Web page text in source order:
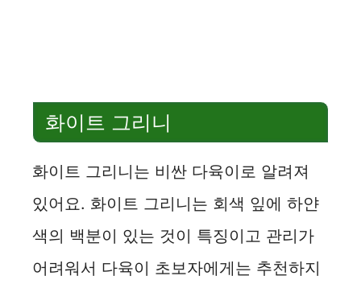
화이트 그리니
화이트 그리니는 비싼 다육이로 알려져
있어요. 화이트 그리니는 회색 잎에 하얀
색의 백분이 있는 것이 특징이고 관리가
어려워서 다육이 초보자에게는 추천하지